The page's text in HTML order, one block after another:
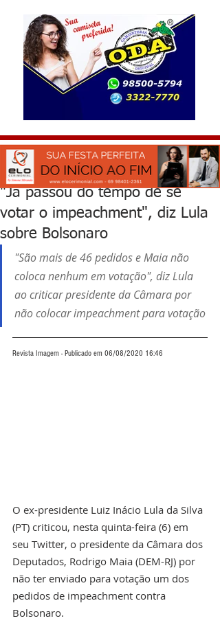
"Já passou do tempo de se
votar o impeachment", diz Lula
sobre Bolsonaro
"São mais de 46 pedidos e Maia não
coloca nenhum em votação", diz Lula
ao criticar presidente da Câmara por
não colocar impeachment para votação
Revista Imagem - Publicado em 06/08/2020 16:46
O ex-presidente Luiz Inácio Lula da Silva
(PT) criticou, nesta quinta-feira (6) em
seu Twitter, o presidente da Câmara dos
Deputados, Rodrigo Maia (DEM-RJ) por
não ter enviado para votação um dos
pedidos de impeachment contra
Bolsonaro.